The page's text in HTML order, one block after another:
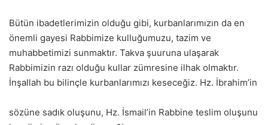
Bütün ibadetlerimizin olduğu gibi, kurbanlarımızın da en
önemli gayesi Rabbimize kulluğumuzu, tazim ve
muhabbetimizi sunmaktır. Takva şuuruna ulaşarak
Rabbimizin razı olduğu kullar zümresine ilhak olmaktır.
İnşallah bu bilinçle kurbanlarımızı keseceğiz. Hz. İbrahim’in
sözüne sadık oluşunu, Hz. İsmail’in Rabbine teslim oluşunu